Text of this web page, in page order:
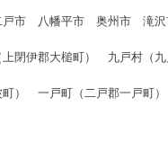
八幡平市 奥州市 滝沢
閉伊郡大槌町） 九戸村（
町） 一戸町（二戸郡一戸